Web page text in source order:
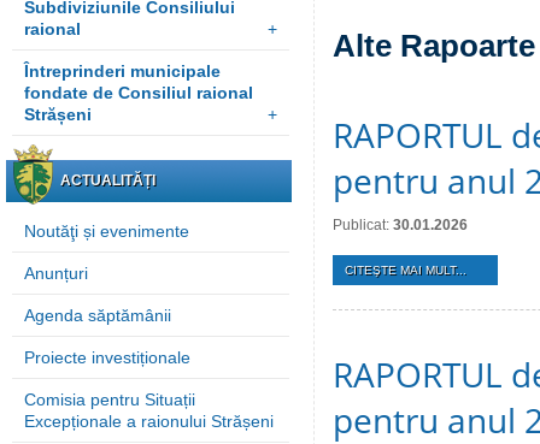
Subdiviziunile Consiliului
raional
+
Întreprinderi municipale
fondate de Consiliul raional
Strășeni
+
ACTUALITĂȚI
Noutăţi și evenimente
Anunțuri
Agenda săptămânii
Proiecte investiționale
Comisia pentru Situații
Excepționale a raionului Strășeni
Alte
RAPORTUL
pentru anul
Publicat: 30.01.2026
CITEŞTE MAI MULT...
RAPORTUL
pentru anul